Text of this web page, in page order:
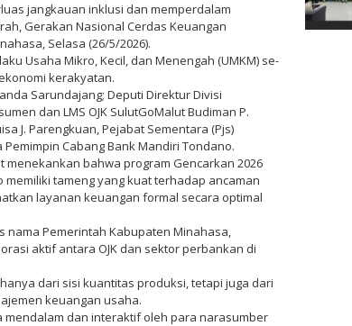
jangkauan inklusi dan memperdalam
Gerakan Nasional Cerdas Keuangan
Selasa (26/5/2026).
Usaha Mikro, Kecil, dan Menengah (UMKM) se-
kerakyatan.
Sarundajang; Deputi Direktur Divisi
dan LMS OJK SulutGoMalut Budiman P.
J. Parengkuan, Pejabat Sementara (Pjs)
Cabang Bank Mandiri Tondano.
menekankan bahwa program Gencarkan 2026
tameng yang kuat terhadap ancaman
layanan keuangan formal secara optimal
nama Pemerintah Kabupaten Minahasa,
aktif antara OJK dan sektor perbankan di
dari sisi kuantitas produksi, tetapi juga dari
keuangan usaha.
dan interaktif oleh para narasumber